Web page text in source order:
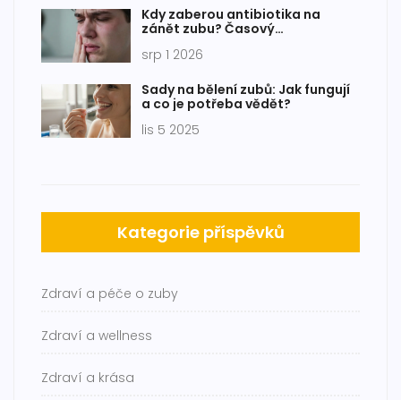
Kdy zaberou antibiotika na
zánět zubu? Časový
srp 1 2026
Sady na bělení zubů: Jak fungují
a co je potřeba vědět?
lis 5 2025
Kategorie příspěvků
Zdraví a péče o zuby
Zdraví a wellness
Zdraví a krása